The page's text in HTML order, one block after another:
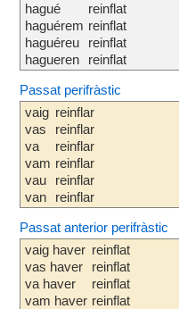
hagué
haguérem
haguéreu
hagueren
reinflat
reinflat
reinflat
reinflat
Passat perifràstic
vaig
vas
va
vam
vau
van
reinflar
reinflar
reinflar
reinflar
reinflar
reinflar
Passat anterior perifràstic
vaig haver
vas haver
va haver
vam haver
reinflat
reinflat
reinflat
reinflat